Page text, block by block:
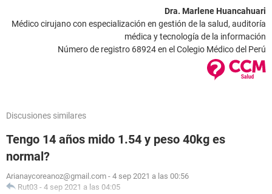
Dra. Marlene Huancahuari
Médico cirujano con especialización en gestión de la salud, auditoría
médica y tecnología de la información
Número de registro 68924 en el Colegio Médico del Perú
Discusiones similares
Tengo 14 años mido 1.54 y peso 40kg es
normal?
Arianaycoreanoz@gmail.com - 4 sep 2021 a las 00:56
Rut03 - 4 sep 2021 a las 04:05